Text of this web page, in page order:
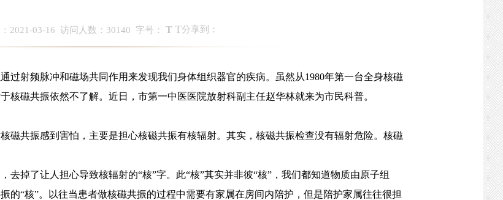
2021-03-16 访问人数： 30140 字号： T T分享到：
射频脉冲和磁场共同作用来发现我们身体组织器官的疾病。虽然从1980年第一台全身核磁
核磁共振依然不了解。近日，市第一中医医院放射科副主任赵华林就来为市民科普。
共振感到害怕，主要是担心核磁共振有核辐射。其实，核磁共振检查没有辐射危险。核磁
掉了让人担心导致核辐射的“核”字。此“核”其实并非彼“核”，我们都知道物质由原子组
的“核”。以往当患者做核磁共振的过程中需要有家属在房间内陪护，但是陪护家属往往很担